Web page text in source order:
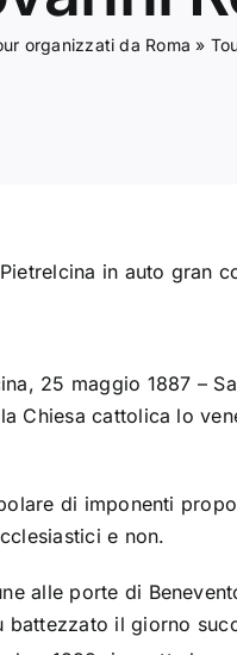
organizzati da Roma »
in auto gran
, 25 maggio 1887 –
Chiesa cattolica lo
di imponenti
e non.
alle porte di
battezzato il giorno